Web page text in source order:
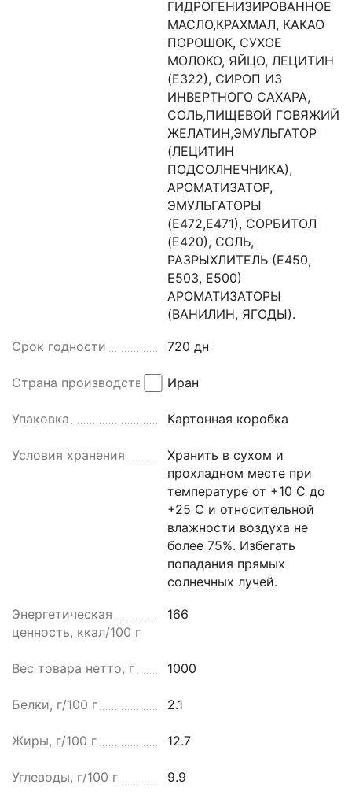
ГИДРОГЕНИЗИРОВАННОЕ
МАСЛО,КРАХМАЛ, КАКАО
ПОРОШОК, СУХОЕ
МОЛОКО, ЯЙЦО, ЛЕЦИТИН
(Е322), СИРОП ИЗ
ИНВЕРТНОГО САХАРА,
СОЛЬ,ПИЩЕВОЙ ГОВЯЖИЙ
ЖЕЛАТИН,ЭМУЛЬГАТОР
(ЛЕЦИТИН
ПОДСОЛНЕЧНИКА),
АРОМАТИЗАТОР,
ЭМУЛЬГАТОРЫ
(Е472,Е471), СОРБИТОЛ
(Е420), СОЛЬ,
РАЗРЫХЛИТЕЛЬ (Е450,
Е503, Е500)
АРОМАТИЗАТОРЫ
(ВАНИЛИН, ЯГОДЫ).
Срок годности 720 дн
Страна производства Иран
Упаковка Картонная коробка
Условия хранения
Хранить в сухом и
прохладном месте при
температуре от +10 С до
+25 С и относительной
влажности воздуха не
более 75%. Избегать
попадания прямых
солнечных лучей.
Энергетическая
ценность, ккал/100 г
166
Вес товара нетто, г 1000
Белки, г/100 г 2.1
Жиры, г/100 г 12.7
Углеводы, г/100 г 9.9